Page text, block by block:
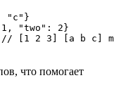
"c" }
1 , "two" : 2 }
// [1 2 3] [a b c]
что помогает